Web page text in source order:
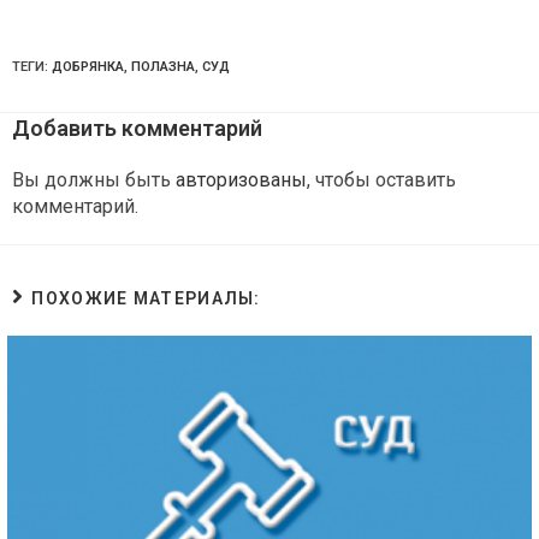
ТЕГИ: ДОБРЯНКА, ПОЛАЗНА, СУД
Добавить комментарий
Вы должны быть авторизованы, чтобы оставить
комментарий.
ПОХОЖИЕ МАТЕРИАЛЫ: